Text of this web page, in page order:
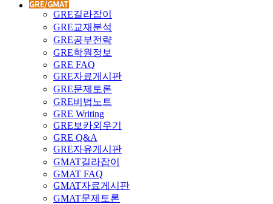
GRE길라잡이
GRE교재분석
GRE공부전략
GRE학원정보
GRE FAQ
GRE자료게시판
GRE문제토론
GRE비법노트
GRE Writing
GRE보카외우기
GRE Q&A
GRE자유게시판
GMAT길라잡이
GMAT FAQ
GMAT자료게시판
GMAT문제토론